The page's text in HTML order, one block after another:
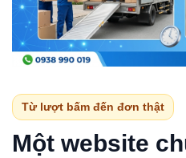
Từ lượt bấm đến đơn thật
Một website